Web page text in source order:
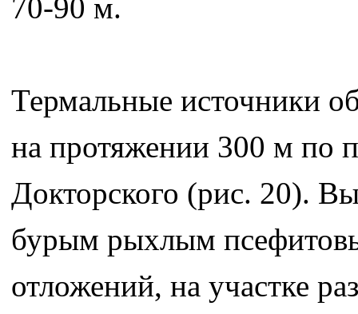
70-90 м.
Термальные источники
на протяжении 300 м по
Докторского (рис. 20).
бурым рыхлым
отложений, на участке